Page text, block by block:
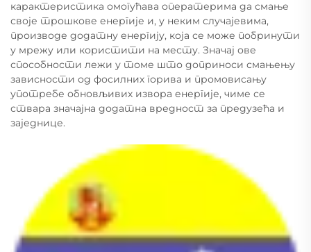
карактеристика омогућава оператерима да смање
своје трошкове енергије и, у неким случајевима,
производе додатну енергију, која се може побринути
у мрежу или користити на месту. Значај ове
способности лежи у томе што доприноси смањењу
зависности од фосилних горива и промовисању
употребе обновљивих извора енергије, чиме се
ствара значајна додатна вредност за предузећа и
заједнице.